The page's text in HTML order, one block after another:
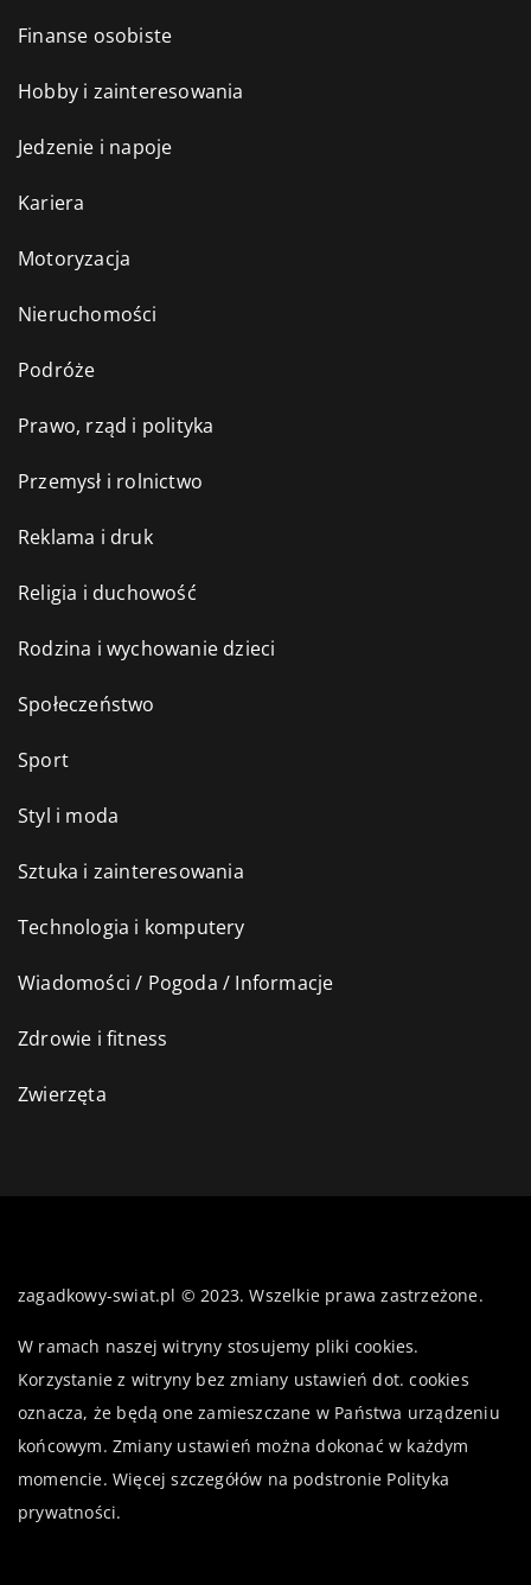
Finanse osobiste
Hobby i zainteresowania
Jedzenie i napoje
Kariera
Motoryzacja
Nieruchomości
Podróże
Prawo, rząd i polityka
Przemysł i rolnictwo
Reklama i druk
Religia i duchowość
Rodzina i wychowanie dzieci
Społeczeństwo
Sport
Styl i moda
Sztuka i zainteresowania
Technologia i komputery
Wiadomości / Pogoda / Informacje
Zdrowie i fitness
Zwierzęta
zagadkowy-swiat.pl © 2023. Wszelkie prawa zastrzeżone.
W ramach naszej witryny stosujemy pliki cookies.
Korzystanie z witryny bez zmiany ustawień dot. cookies
oznacza, że będą one zamieszczane w Państwa urządzeniu
końcowym. Zmiany ustawień można dokonać w każdym
momencie. Więcej szczegółów na podstronie Polityka
prywatności.